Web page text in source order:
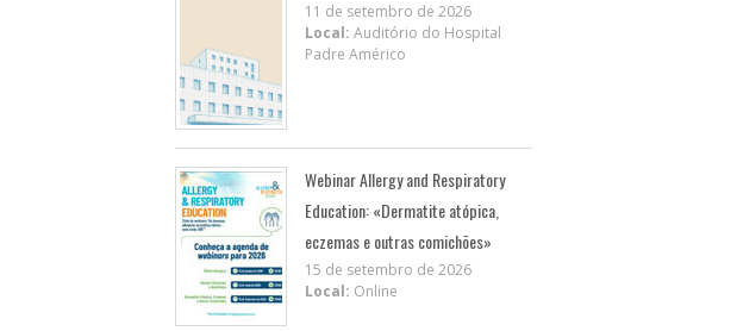
11 de setembro de 2026
Local: Auditório do Hospital
Padre Américo
Webinar Allergy and Respiratory
Education: «Dermatite atópica,
eczemas e outras comichões»
15 de setembro de 2026
Local: Online